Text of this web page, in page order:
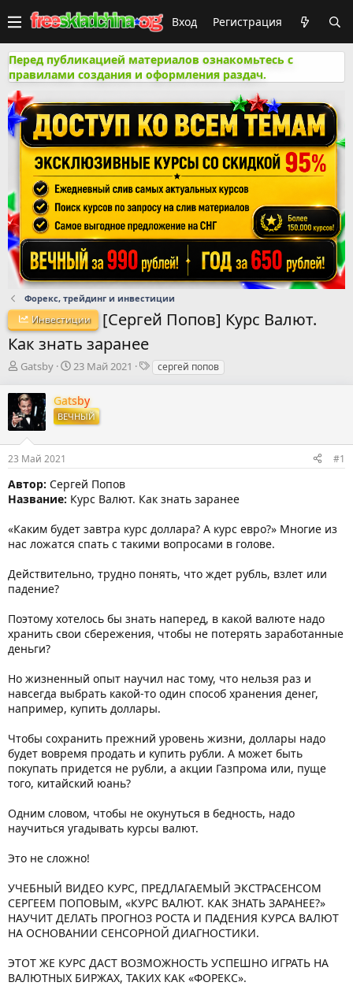
Вход Регистрация
Перед публикацией материалов ознакомьтесь с
правилами создания и оформления раздач.
Форекс, трейдинг и инвестиции
Инвестиции
[Сергей Попов] Курс Валют.
Как знать заранее
А
т
о
р
м
ы
Gatsby
Д
т
а
н
а
л
а
23 Май 2021
Тсергей попов
Gatsby
ВЕЧНЫЙ
23 Май 2021 #1
Автор: Сергей Попов
Название: Курс Валют. Как знать заранее
«Каким будет завтра курс доллара? А курс евро?» Многие из
нас ложатся спать с такими вопросами в голове.
Действительно, трудно понять, что ждет рубль, взлет или
падение?
Поэтому хотелось бы знать наперед, в какой валюте надо
хранить свои сбережения, чтобы не потерять заработанные
деньги?
Но жизненный опыт научил нас тому, что нельзя раз и
навсегда выбрать какой-то один способ хранения денег,
например, купить доллары.
Чтобы сохранить прежний уровень жизни, доллары надо
будет вовремя продать и купить рубли. А может быть
покупать придется не рубли, а акции Газпрома или, пуще
того, китайский юань?
Одним словом, чтобы не окунуться в бедность, надо
научиться угадывать курсы валют.
Это не сложно!
УЧЕБНЫЙ ВИДЕО КУРС, ПРЕДЛАГАЕМЫЙ ЭКСТРАСЕНСОМ
СЕРГЕЕМ ПОПОВЫМ, «КУРС ВАЛЮТ. КАК ЗНАТЬ ЗАРАНЕЕ?»
НАУЧИТ ДЕЛАТЬ ПРОГНОЗ РОСТА И ПАДЕНИЯ КУРСА ВАЛЮТ
НА ОСНОВАНИИ СЕНСОРНОЙ ДИАГНОСТИКИ.
ЭТОТ ЖЕ КУРС ДАСТ ВОЗМОЖНОСТЬ УСПЕШНО ИГРАТЬ НА
ВАЛЮТНЫХ БИРЖАХ, ТАКИХ КАК «ФОРЕКС».